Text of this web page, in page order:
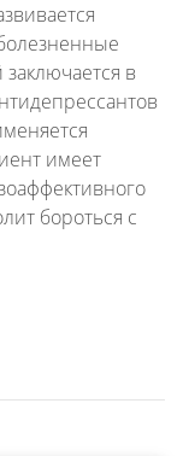
в
имеет
бороться с